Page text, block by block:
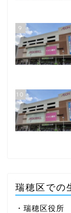
9
10
瑞穂区での
・瑞穂区役所